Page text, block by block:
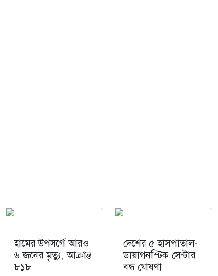
হামের উপসর্গে আরও
৬ জনের মৃত্যু, আক্রান্ত
৮১৮
দেশের ৫ হাসপাতাল-
ডায়াগনস্টিক সেন্টার
বন্ধ ঘোষণা